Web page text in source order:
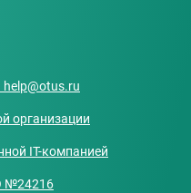
help@otus.ru
организации
IT-компанией
№24216